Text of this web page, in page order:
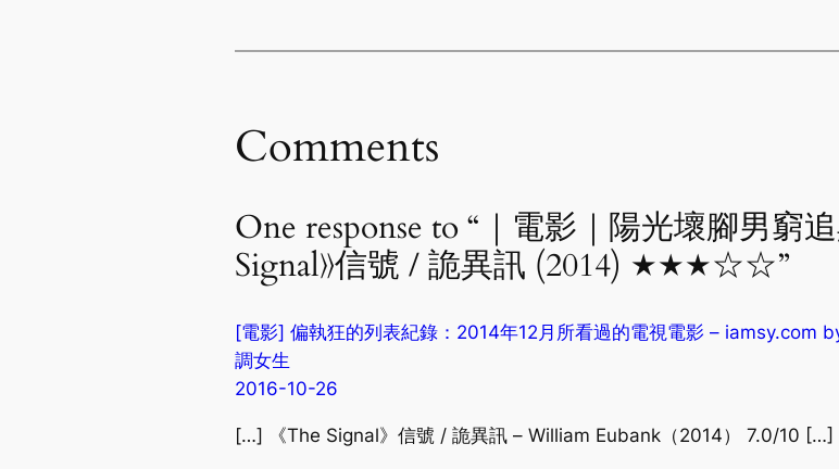
Comments
One response to “｜電影｜陽光壞腳男窮
Signal》信號 / 詭異訊 (2014) ★★★☆☆”
[電影] 偏執狂的列表紀錄：2014年12月所看過的電視電影 – iamsy.com
調女生
2016-10-26
[…] 《The Signal》信號 / 詭異訊 – William Eubank（2014） 7.0/10 […]